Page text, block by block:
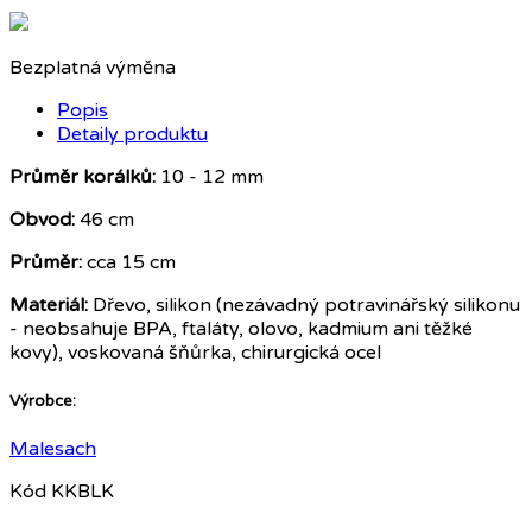
Bezplatná výměna
Popis
Detaily produktu
Průměr korálků: 10 - 12 mm
Obvod: 46 cm
Průměr: cca 15 cm
Materiál: Dřevo, silikon (nezávadný potravinářský silikonu
- neobsahuje BPA, ftaláty, olovo, kadmium ani těžké
kovy), voskovaná šňůrka, chirurgická ocel
Výrobce:
Malesach
Kód KKBLK